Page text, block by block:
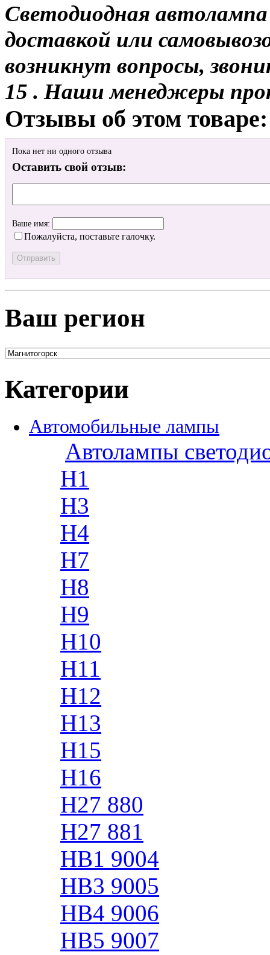
Светодиодная
доставкой или
возникнут вопросы,
15 . Наши менеджеры
Отзывы об этом товаре:
Пока нет ни одного отзыва
Оставить свой отзыв:
Ваше имя:
Пожалуйста, поставьте галочку.
Ваш регион
Категории
Автомобильные лампы
Автолампы
H1
H3
H4
H7
H8
H9
H10
H11
H12
H13
H15
H16
H27 880
H27 881
HB1 9004
HB3 9005
HB4 9006
HB5 9007